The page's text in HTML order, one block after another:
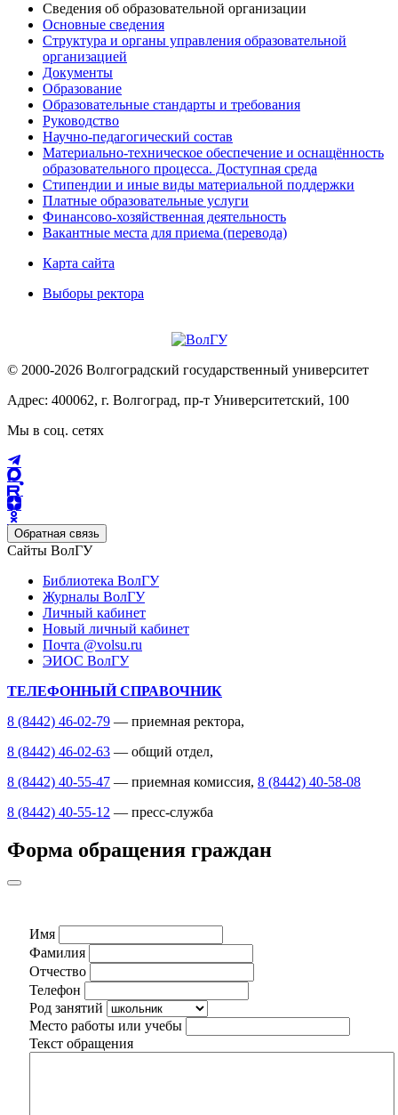
Сведения об образовательной организации
Основные сведения
Структура и органы управления образовательной
организацией
Документы
Образование
Образовательные стандарты и требования
Руководство
Научно-педагогический состав
Материально-техническое обеспечение и оснащённость
образовательного процесса. Доступная среда
Стипендии и иные виды материальной поддержки
Платные образовательные услуги
Финансово-хозяйственная деятельность
Вакантные места для приема (перевода)
Карта сайта
Выборы ректора
© 2000-2026 Волгоградский государственный университет
Адрес: 400062, г. Волгоград, пр-т Университетский, 100
Мы в соц. сетях
Обратная связь
Сайты ВолГУ
Библиотека ВолГУ
Журналы ВолГУ
Личный кабинет
Новый личный кабинет
Почта @volsu.ru
ЭИОС ВолГУ
ТЕЛЕФОННЫЙ СПРАВОЧНИК
8 (8442) 46-02-79 — приемная ректора,
8 (8442) 46-02-63 — общий отдел,
8 (8442) 40-55-47 — приемная комиссия, 8 (8442) 40-58-08
8 (8442) 40-55-12 — пресс-служба
Форма обращения граждан
Имя
Фамилия
Отчество
Телефон
Род занятий
Место работы или учебы
Текст обращения